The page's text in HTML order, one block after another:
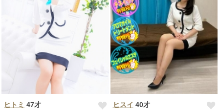
ヒトミ 47才
ヒスイ 40才